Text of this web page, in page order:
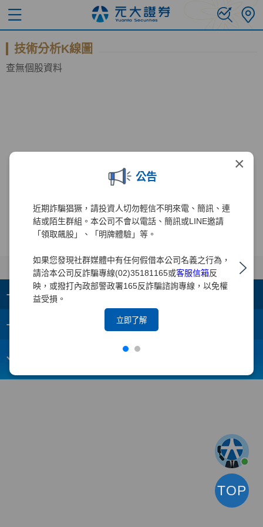
×
公告
近期詐騙猖獗，請投資人切勿輕信不明來電、簡訊、連
結或陌生群組。本公司不會以電話、簡訊或LINE邀請
「領取飆股」、「明牌體驗」等。
如果您發現社群媒體中有任何假借本公司名義之行為，
請洽本公司反詐騙專線(02)35181165或客服信箱反
映，或撥打內政部警政署165反詐騙諮詢專線，以免權
益受損。
立即了解
技術分析K線圖
查無個股資料
+ 集團成員
+
webmaster@yuanta.com
TOP